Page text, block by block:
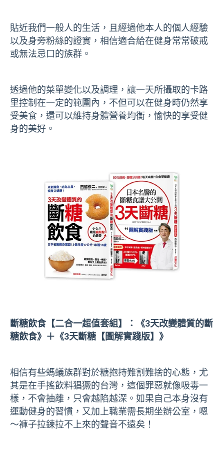
貼近我們一般人的生活，且經過他本人的個人經驗
以及身旁粉絲的證實，相信適合給在健身常常破戒
或無法忌口的族群。
透過他的菜單變化以及調理，讓一天所攝取的卡路
里控制在一定的範圍內，不但可以在健身時仍然享
受美食，還可以維持身體營養均衡，愉快的享受健
身的美好。
斷糖飲食【二合一超值套組】：《3天改變體質的斷
糖飲食》＋《3天斷糖【圖解實踐版】》
相信有些螞蟻族群對於糖抱持難割難捨的心態，尤
其是在手搖飲料猖獗的台灣，這個罪惡就像吸毒一
樣，不會抽離，只會越陷越深。如果自己本身沒有
運動健身的習慣，又加上職業需長期坐辦公室，嗯
～褲子拉鍊拉不上來的聲音不遠矣！